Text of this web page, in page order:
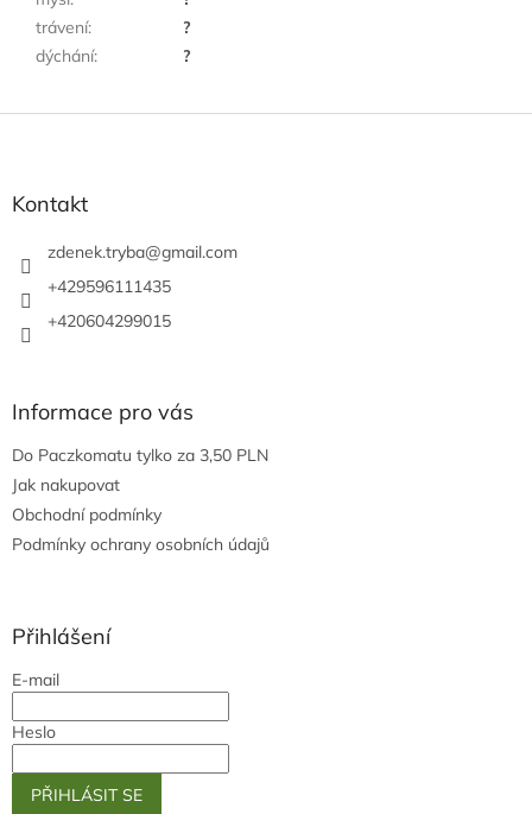
trávení:
?
dýchání: ?
Kontakt
zdenek.tryba@gmail.com
+429596111435
+420604299015
Informace pro vás
Do Paczkomatu tylko za 3,50 PLN
Jak nakupovat
Obchodní podmínky
Podmínky ochrany osobních údajů
Přihlášení
E-mail
Heslo
PŘIHLÁSIT SE